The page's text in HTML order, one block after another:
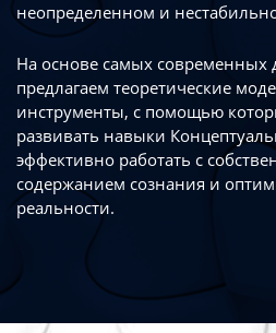
неопределенном и
На основе самых
предлагаем теоретические
инструменты, с помощью
развивать навыки
эффективно работать с
содержанием сознания и
реальности.